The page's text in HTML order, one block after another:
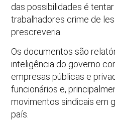
das possibilidades é
trabalhadores crime de
prescreveria.
Os documentos são
inteligência do governo
empresas públicas e
funcionários e,
movimentos sindicais em
país.